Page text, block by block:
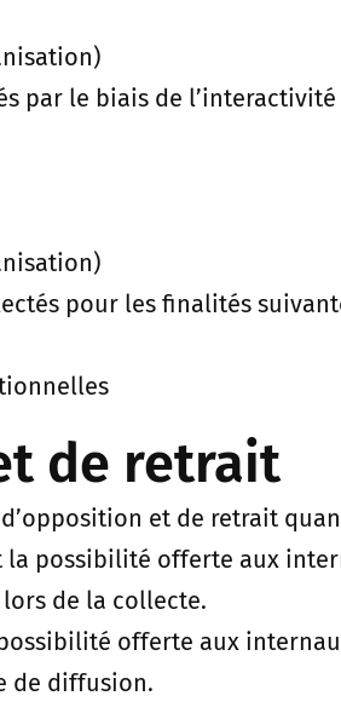
par le biais de
pour les finalités
de retrait
et de retrait
la possibilité offerte aux
de la collecte.
offerte aux
de diffusion.